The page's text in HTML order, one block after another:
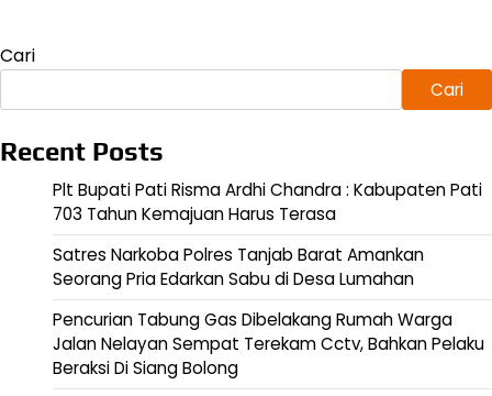
Cari
Cari
Recent Posts
Plt Bupati Pati Risma Ardhi Chandra : Kabupaten Pati
703 Tahun Kemajuan Harus Terasa
Satres Narkoba Polres Tanjab Barat Amankan
Seorang Pria Edarkan Sabu di Desa Lumahan
Pencurian Tabung Gas Dibelakang Rumah Warga
Jalan Nelayan Sempat Terekam Cctv, Bahkan Pelaku
Beraksi Di Siang Bolong